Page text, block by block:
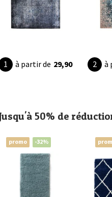
à partir de 29,90 à
50% de
promo -32%